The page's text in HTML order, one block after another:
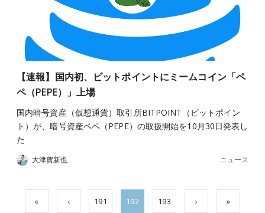
【速報】国内初、ビットポイントにミームコイン「ペ
ペ（PEPE）」上場
国内暗号資産（仮想通貨）取引所BITPOINT（ビットポイン
ト）が、暗号資産ペペ（PEPE）の取扱開始を10月30日発表し
た
大津賀新也 ニュース
« ‹ 191 192 193 › »